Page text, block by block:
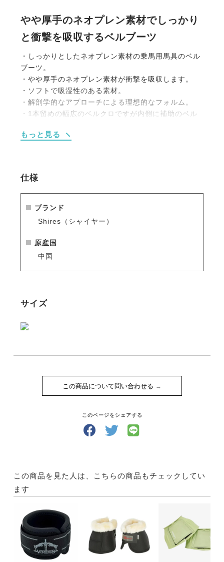
やや厚手のネオプレン素材でしっかり
と衝撃を吸収するベルブーツ
・しっかりとしたネオプレン素材の乗馬用馬具のベル
ブーツ。
・やや厚手のネオプレン素材が衝撃を吸収します。
・ソフトで吸湿性のある素材。
・解剖学的なアプローチによる理想的なフォルム。
・1本留めの幅広のベルクロですが内側に補助のベル
・コーデが楽しめる3色展開。
もっと見る
仕様
ブランド
Shires（シャイヤー）
原産国
中国
サイズ
この商品について問い合わせる
このページをシェアする
この商品を見た人は、こちらの商品もチェックしてい
ます